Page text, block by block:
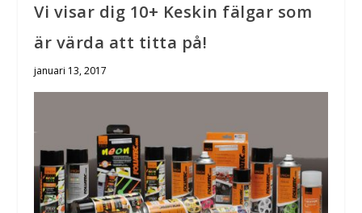
Vi visar dig 10+ Keskin fälgar som
är värda att titta på!
januari 13, 2017